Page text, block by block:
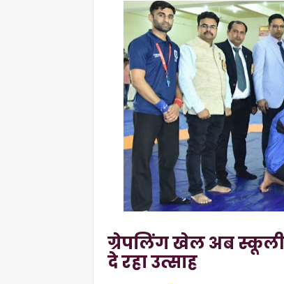
ग्रेपलिंग खेल अब स्कूली
दे रहा उत्साह